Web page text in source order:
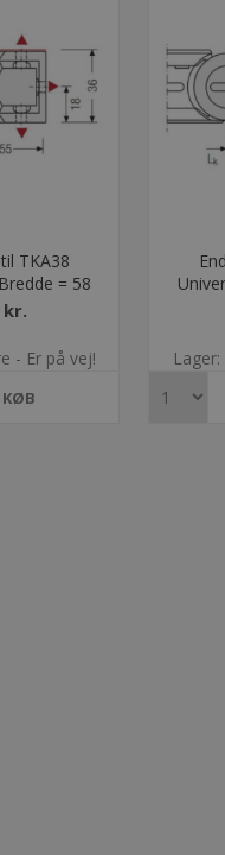
TKA38
= 58
kr.
- Er på vej!
KØB